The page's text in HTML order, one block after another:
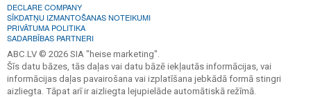
DECLARE COMPANY
SĪKDATŅU IZMANTOŠANAS NOTEIKUMI
PRIVĀTUMA POLITIKA
SADARBĪBAS PARTNERI
ABC.LV © 2026 SIA "heise marketing".
Šīs datu bāzes, tās daļas vai datu bāzē iekļautās informācijas, vai
informācijas daļas pavairošana vai izplatīšana jebkādā formā stingri
aizliegta. Tāpat arī ir aizliegta lejupielāde automātiskā režīmā.